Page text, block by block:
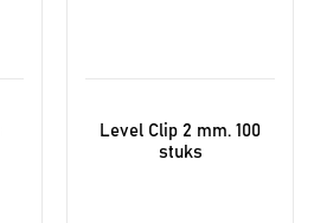
Level Clip 2 mm. 100
stuks